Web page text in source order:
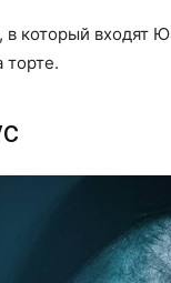
в который входят
торте.